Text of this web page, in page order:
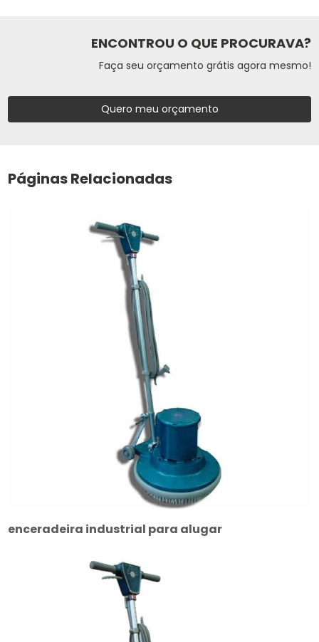
ENCONTROU O QUE PROCURAVA?
Faça seu orçamento grátis agora mesmo!
Quero meu orçamento
Páginas Relacionadas
enceradeira industrial para alugar